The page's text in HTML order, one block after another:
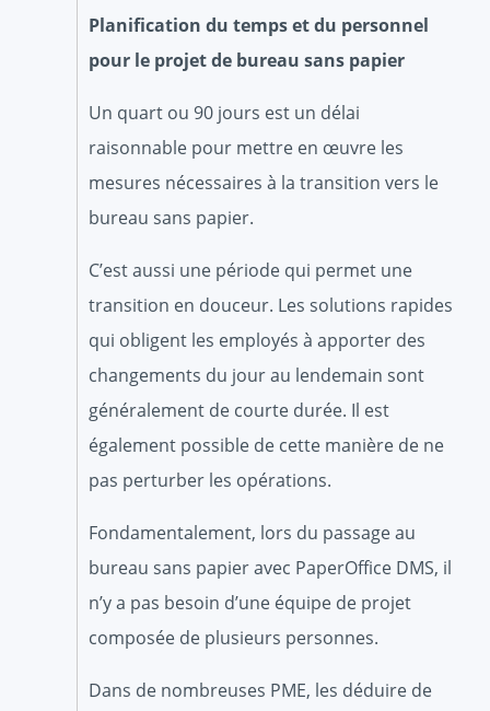
Planification du temps et du personnel
pour le projet de bureau sans papier
Un quart ou 90 jours est un délai
raisonnable pour mettre en œuvre les
mesures nécessaires à la transition vers le
bureau sans papier.
C’est aussi une période qui permet une
transition en douceur. Les solutions rapides
qui obligent les employés à apporter des
changements du jour au lendemain sont
généralement de courte durée. Il est
également possible de cette manière de ne
pas perturber les opérations.
Fondamentalement, lors du passage au
bureau sans papier avec PaperOffice DMS, il
n’y a pas besoin d’une équipe de projet
composée de plusieurs personnes.
Dans de nombreuses PME, les déduire de